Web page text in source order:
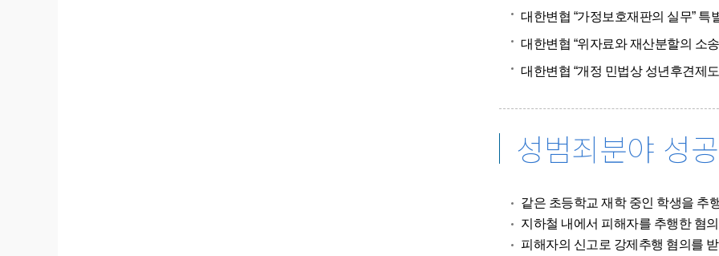
대한변협 “가정보호재판의 실무” 특
대한변협 “위자료와 재산분할의 소
대한변협 “개정 민법상 성년후견제
성범죄분야 성
같은 초등학교 재학 중인 학생을 추
지하철 내에서 피해자를 추행한 혐
피해자의 신고로 강제추행 혐의를